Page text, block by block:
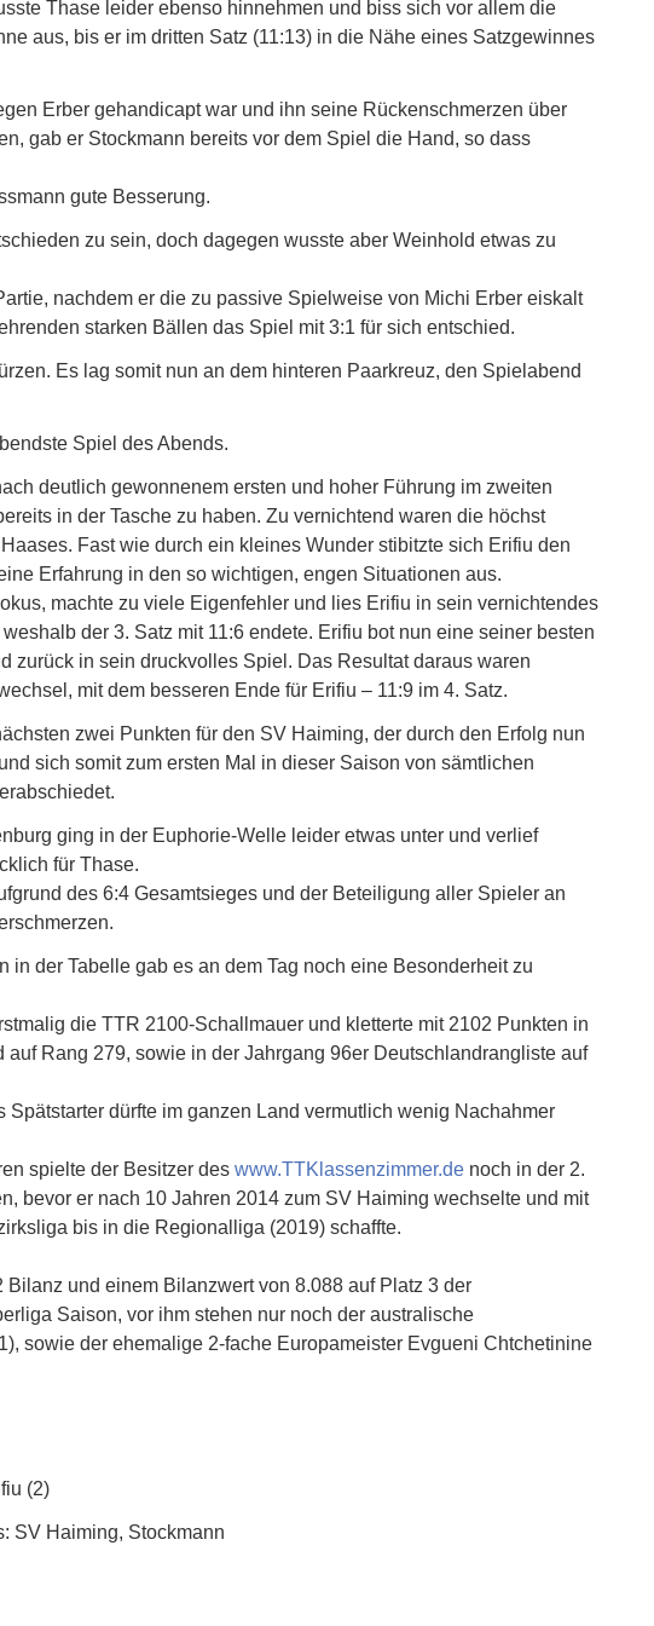
Thase leider ebenso hinnehmen und biss sich vor allem die
aus, bis er im dritten Satz (11:13) in die Nähe eines Satzgewinnes
Erber gehandicapt war und ihn seine Rückenschmerzen über
gab er Stockmann bereits vor dem Spiel die Hand, so dass
gute Besserung.
zu sein, doch dagegen wusste aber Weinhold etwas zu
nachdem er die zu passive Spielweise von Michi Erber eiskalt
starken Bällen das Spiel mit 3:1 für sich entschied.
Es lag somit nun an dem hinteren Paarkreuz, den Spielabend
Spiel des Abends.
deutlich gewonnenem ersten und hoher Führung im zweiten
in der Tasche zu haben. Zu vernichtend waren die höchst
Fast wie durch ein kleines Wunder stibitzte sich Erifiu den
Erfahrung in den so wichtigen, engen Situationen aus.
machte zu viele Eigenfehler und lies Erifiu in sein vernichtendes
der 3. Satz mit 11:6 endete. Erifiu bot nun eine seiner besten
zurück in sein druckvolles Spiel. Das Resultat daraus waren
mit dem besseren Ende für Erifiu – 11:9 im 4. Satz.
zwei Punkten für den SV Haiming, der durch den Erfolg nun
sich somit zum ersten Mal in dieser Saison von sämtlichen
ging in der Euphorie-Welle leider etwas unter und verlief
für Thase.
des 6:4 Gesamtsieges und der Beteiligung aller Spieler an
in der Tabelle gab es an dem Tag noch eine Besonderheit zu
die TTR 2100-Schallmauer und kletterte mit 2102 Punkten in
auf Rang 279, sowie in der Jahrgang 96er Deutschlandrangliste auf
dürfte im ganzen Land vermutlich wenig Nachahmer
spielte der Besitzer des www.TTKlassenzimmer.de noch in der 2.
bevor er nach 10 Jahren 2014 zum SV Haiming wechselte und mit
bis in die Regionalliga (2019) schaffte.
Bilanz und einem Bilanzwert von 8.088 auf Platz 3 der
Saison, vor ihm stehen nur noch der australische
sowie der ehemalige 2-fache Europameister Evgueni Chtchetinine
(2)
SV Haiming, Stockmann